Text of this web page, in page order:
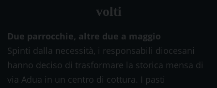
volti
Due parrocchie, altre due a maggio
Spinti dalla necessità, i responsabili diocesani
hanno deciso di trasformare la storica mensa di
via Adua in un centro di cottura. I pasti